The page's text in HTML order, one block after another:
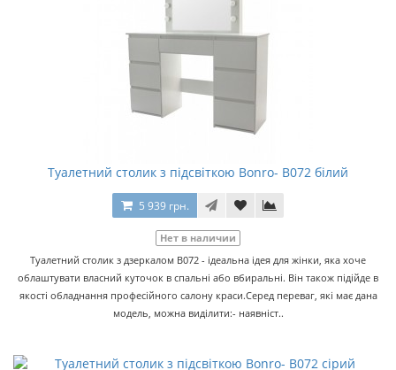
Туалетний столик з підсвіткою Bonro- B072 білий
5 939 грн.
Нет в наличии
Туалетний столик з дзеркалом B072 - ідеальна ідея для жінки, яка хоче
облаштувати власний куточок в спальні або вбиральні. Він також підійде в
якості обладнання професійного салону краси.Серед переваг, які має дана
модель, можна виділити:- наявніст..